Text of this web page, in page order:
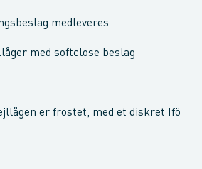
medleveres
med softclose beslag
er frostet, med et diskret Ifö